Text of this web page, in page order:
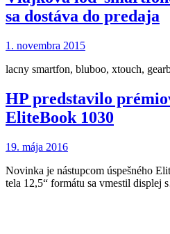
sa dostáva do predaja
1. novembra 2015
lacny smartfon, bluboo, xtouch,
HP predstavilo
EliteBook 1030
19. mája 2016
Novinka je nástupcom úspešného
tela 12,5“ formátu sa vmestil displej